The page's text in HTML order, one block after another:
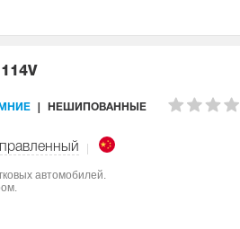
НЕШИПОВАННЫЕ
автомобилей.